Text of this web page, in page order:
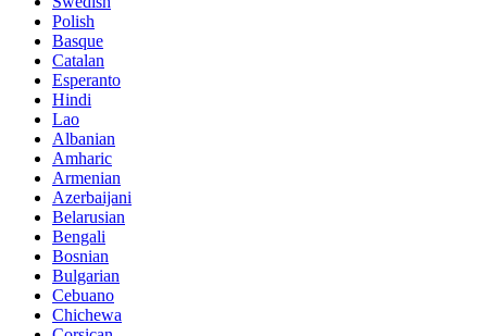
Polish
Basque
Catalan
Esperanto
Hindi
Lao
Albanian
Amharic
Armenian
Azerbaijani
Belarusian
Bengali
Bosnian
Bulgarian
Cebuano
Chichewa